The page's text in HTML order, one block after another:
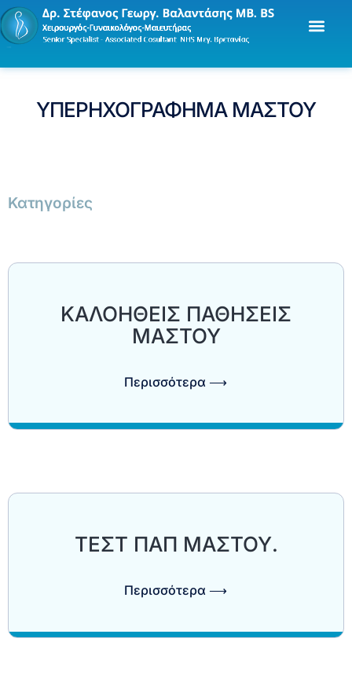
ΥΠΕΡΗΧΟΓΡΑΦΗΜΑ ΜΑΣΤΟΥ
Κατηγορίες
ΚΑΛΟΗΘΕΙΣ ΠΑΘΗΣΕΙΣ
ΜΑΣΤΟΥ
Περισσότερα ⟶
ΤΕΣΤ ΠΑΠ ΜΑΣΤΟΥ.
Περισσότερα ⟶